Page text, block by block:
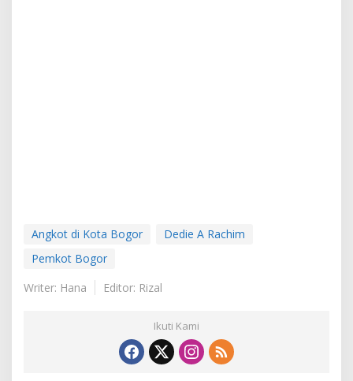
Angkot di Kota Bogor
Dedie A Rachim
Pemkot Bogor
Writer: Hana
Editor: Rizal
Ikuti Kami